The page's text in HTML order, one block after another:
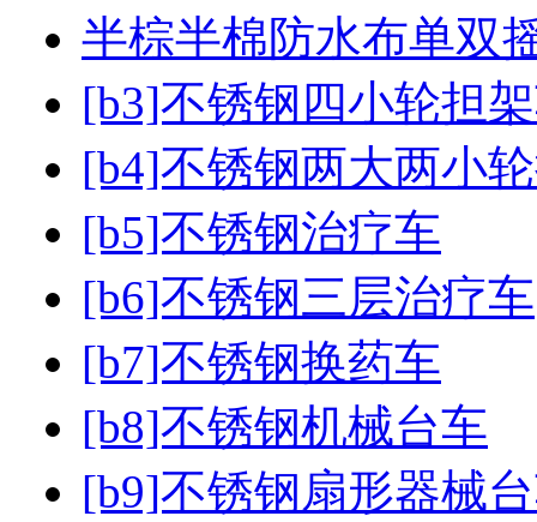
半棕半棉防水布单双
[b3]不锈钢四小轮担
[b4]不锈钢两大两小
[b5]不锈钢治疗车
[b6]不锈钢三层治疗车
[b7]不锈钢换药车
[b8]不锈钢机械台车
[b9]不锈钢扇形器械